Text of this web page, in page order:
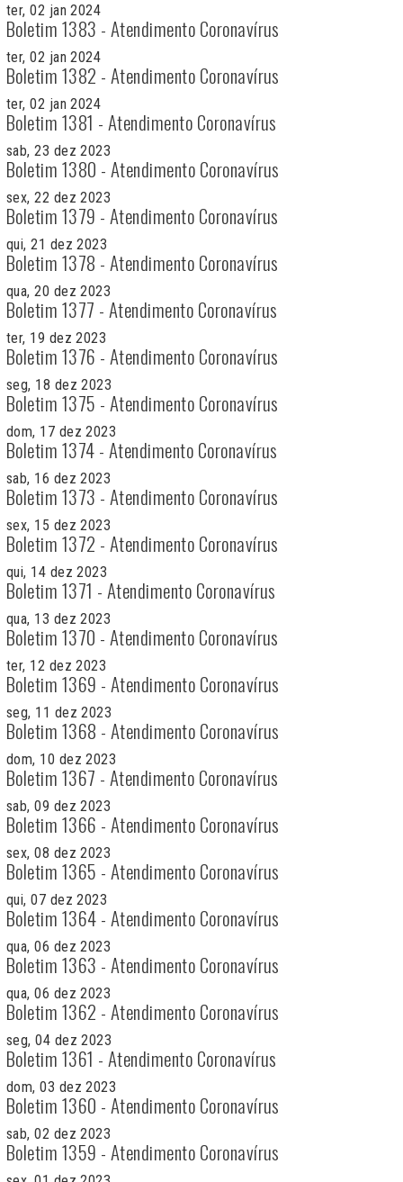
ter, 02 jan 2024
Boletim 1383 - Atendimento Coronavírus
ter, 02 jan 2024
Boletim 1382 - Atendimento Coronavírus
ter, 02 jan 2024
Boletim 1381 - Atendimento Coronavírus
sab, 23 dez 2023
Boletim 1380 - Atendimento Coronavírus
sex, 22 dez 2023
Boletim 1379 - Atendimento Coronavírus
qui, 21 dez 2023
Boletim 1378 - Atendimento Coronavírus
qua, 20 dez 2023
Boletim 1377 - Atendimento Coronavírus
ter, 19 dez 2023
Boletim 1376 - Atendimento Coronavírus
seg, 18 dez 2023
Boletim 1375 - Atendimento Coronavírus
dom, 17 dez 2023
Boletim 1374 - Atendimento Coronavírus
sab, 16 dez 2023
Boletim 1373 - Atendimento Coronavírus
sex, 15 dez 2023
Boletim 1372 - Atendimento Coronavírus
qui, 14 dez 2023
Boletim 1371 - Atendimento Coronavírus
qua, 13 dez 2023
Boletim 1370 - Atendimento Coronavírus
ter, 12 dez 2023
Boletim 1369 - Atendimento Coronavírus
seg, 11 dez 2023
Boletim 1368 - Atendimento Coronavírus
dom, 10 dez 2023
Boletim 1367 - Atendimento Coronavírus
sab, 09 dez 2023
Boletim 1366 - Atendimento Coronavírus
sex, 08 dez 2023
Boletim 1365 - Atendimento Coronavírus
qui, 07 dez 2023
Boletim 1364 - Atendimento Coronavírus
qua, 06 dez 2023
Boletim 1363 - Atendimento Coronavírus
qua, 06 dez 2023
Boletim 1362 - Atendimento Coronavírus
seg, 04 dez 2023
Boletim 1361 - Atendimento Coronavírus
dom, 03 dez 2023
Boletim 1360 - Atendimento Coronavírus
sab, 02 dez 2023
Boletim 1359 - Atendimento Coronavírus